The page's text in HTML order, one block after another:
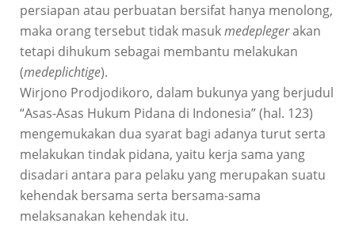
persiapan atau perbuatan bersifat hanya menolong,
maka orang tersebut tidak masukmedeplegerakan
tetapi dihukum sebagai membantu melakukan
(medeplichtige).
Wirjono Prodjodikoro, dalam bukunya yang berjudul
“Asas-Asas Hukum Pidana di Indonesia” (hal. 123)
mengemukakan dua syarat bagi adanya turut serta
melakukan tindak pidana, yaitu kerja sama yang
disadari antara para pelaku yang merupakan suatu
kehendak bersama serta bersama-sama
melaksanakan kehendak itu.